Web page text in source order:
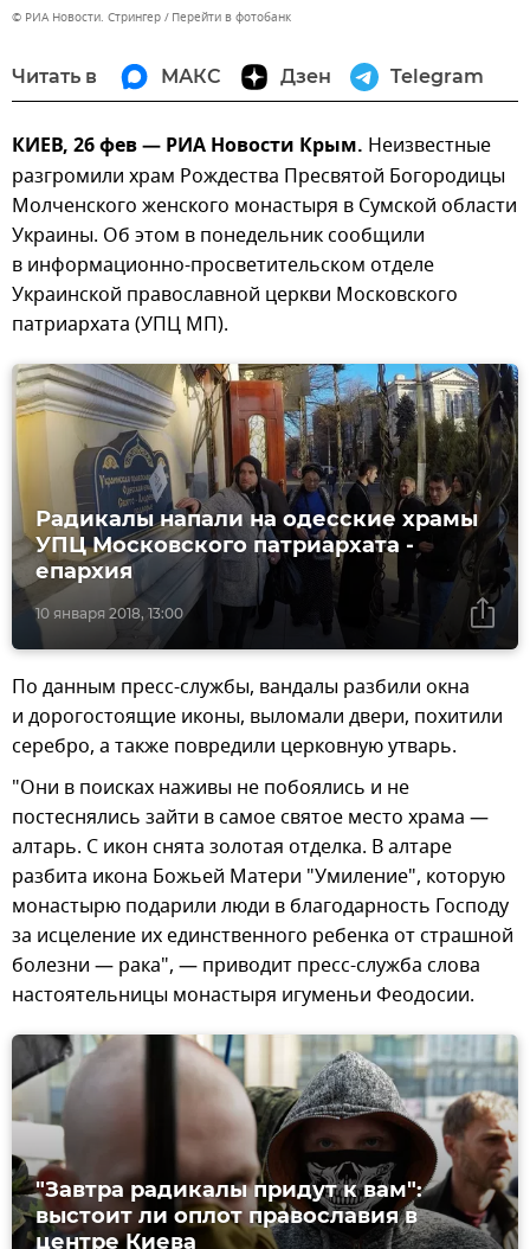
© РИА Новости. Стрингер Перейти в фотобанк
Читать в МАКС Дзен Telegram
КИЕВ, 26 фев — РИА Новости Крым. Неизвестные
разгромили храм Рождества Пресвятой Богородицы
Молченского женского монастыря в Сумской области
Украины. Об этом в понедельник сообщили
в информационно-просветительском отделе
Украинской православной церкви Московского
патриархата (УПЦ МП).
10 января 2018, 13:00
Радикалы напали на одесские храмы
УПЦ Московского патриархата -
епархия
По данным пресс-службы, вандалы разбили окна
и дорогостоящие иконы, выломали двери, похитили
серебро, а также повредили церковную утварь.
"Они в поисках наживы не побоялись и не
постеснялись зайти в самое святое место храма —
алтарь. С икон снята золотая отделка. В алтаре
разбита икона Божьей Матери "Умиление", которую
монастырю подарили люди в благодарность Господу
за исцеление их единственного ребенка от страшной
болезни — рака", — приводит пресс-служба слова
настоятельницы монастыря игуменьи Феодосии.
"Завтра радикалы придут к вам":
выстоит ли оплот православия в
центре Киева